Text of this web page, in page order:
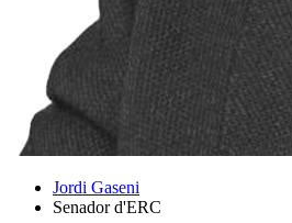
Jordi Gaseni
Senador d'ERC